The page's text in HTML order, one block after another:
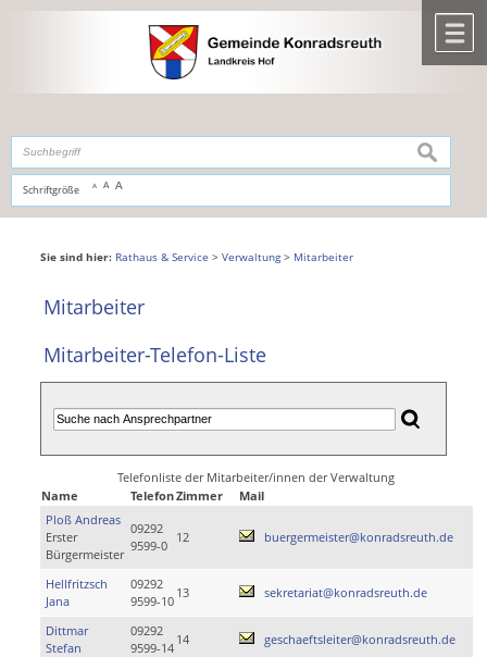
,zur Navigationoderzur Startseitespringen.
Schriftgröße A A A
suchen
Sie sind hier: Rathaus & Service > Verwaltung> Mitarbeiter
Mitarbeiter
Mitarbeiter-Telefon-Liste
Telefonliste der Mitarbeiter/innen der Verwaltung
Name
TelefonZimmer
Mail
Ploß Andreas
Erster
Bürgermeister
09292
9599-0
12 buergermeister@konradsreuth.de
Hellfritzsch
Jana
09292
9599-10
13 sekretariat@konradsreuth.de
Dittmar
Stefan
09292
9599-14
14 geschaeftsleiter@konradsreuth.de